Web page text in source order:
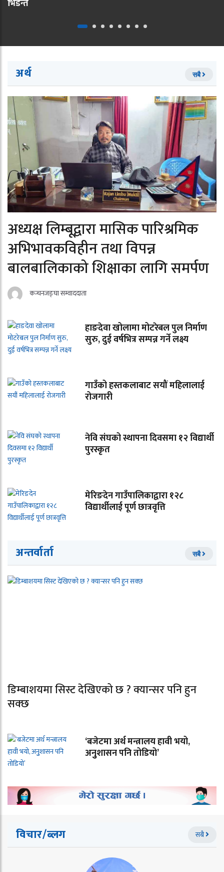
भिडन्त
अर्थ सबै
अध्यक्ष लिम्बूद्वारा मासिक पारिश्रमिक
अभिभावकविहीन तथा विपन्न
बालबालिकाको शिक्षाका लागि समर्पण
कन्चनजङ्घा सम्वाददाता
हाङदेवा खोलामा मोटरेबल पुल निर्माण
सुरु, दुई वर्षभित्र सम्पन्न गर्ने लक्ष्य
गाउँको हस्तकलाबाट सयौं महिलालाई
रोजगारी
नेवि संघको स्थापना दिवसमा १२ विद्यार्थी
पुरस्कृत
मेरिङदेन गाउँपालिकाद्वारा १२८
विद्यार्थीलाई पूर्ण छात्रवृत्ति
अन्तर्वार्ता सबै
डिम्बाशयमा सिस्ट देखिएको छ ? क्यान्सर पनि हुन
सक्छ
‘बजेटमा अर्थ मन्त्रालय हावी भयो,
अनुुशासन पनि तोडियो’
विचार/ब्लग सबै